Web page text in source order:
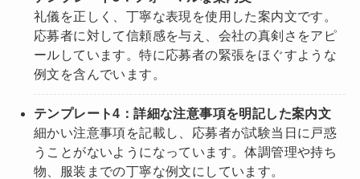
礼儀を正しく、丁寧な表現を使用した案内文です。
応募者に対して信頼感を与え、会社の真剣さをアピ
ールしています。特に応募者の緊張をほぐすような
例文を含んでいます。
テンプレート4：詳細な注意事項を明記した案内文
細かい注意事項を記載し、応募者が試験当日に戸惑
うことがないようになっています。体調管理や持ち
物、服装までの丁寧な例文にしています。